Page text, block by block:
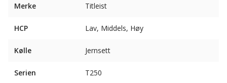
Merke Titleist
HCP Lav, Middels, Høy
Kølle Jernsett
Serien T250